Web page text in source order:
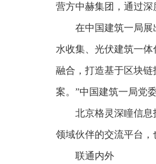
营方中赫集团，通过深
在中国建筑一局展
水收集、光伏建筑一
融合，打造基于区块
案。”中国建筑一局党
北京格灵深瞳信
领域伙伴的交流平台，
联通内外